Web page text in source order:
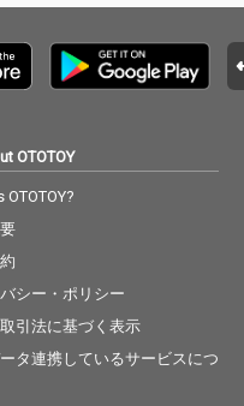
OTOTOY
OTOTOY?
シー・ポリシー
引法に基づく表示
タ連携しているサービスにつ